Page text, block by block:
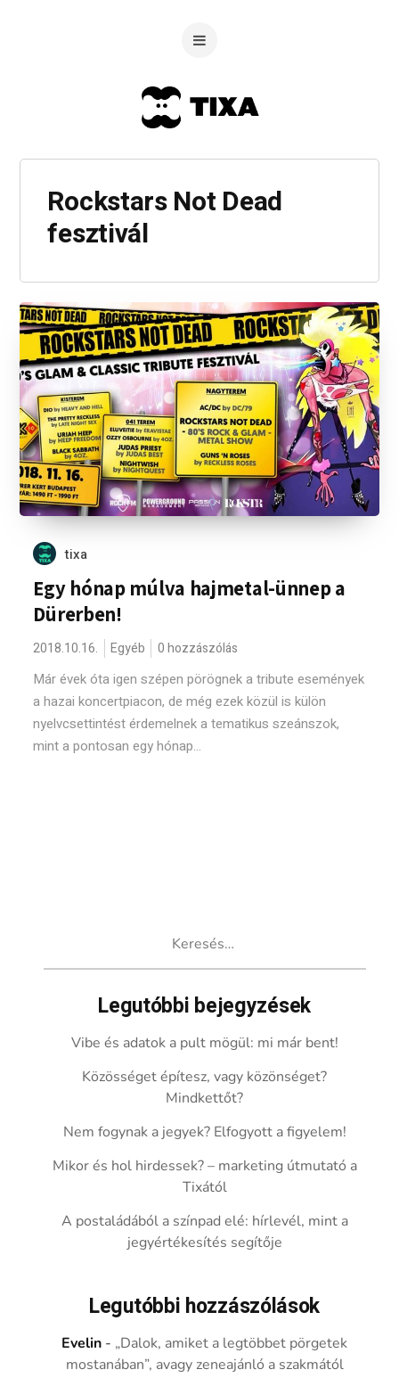
Rockstars Not Dead
fesztivál
tixa
Egy hónap múlva hajmetal-ünnep a
Dürerben!
2018.10.16. Egyéb 0 hozzászólás
Már évek óta igen szépen pörögnek a tribute események
a hazai koncertpiacon, de még ezek közül is külön
nyelvcsettintést érdemelnek a tematikus szeánszok,
mint a pontosan egy hónap...
Legutóbbi bejegyzések
Vibe és adatok a pult mögül: mi már bent!
Közösséget építesz, vagy közönséget?
Mindkettőt?
Nem fogynak a jegyek? Elfogyott a figyelem!
Mikor és hol hirdessek? – marketing útmutató a
Tixától
A postaládából a színpad elé: hírlevél, mint a
jegyértékesítés segítője
Legutóbbi hozzászólások
Evelin - „Dalok, amiket a legtöbbet pörgetek
mostanában”, avagy zeneajánló a szakmától